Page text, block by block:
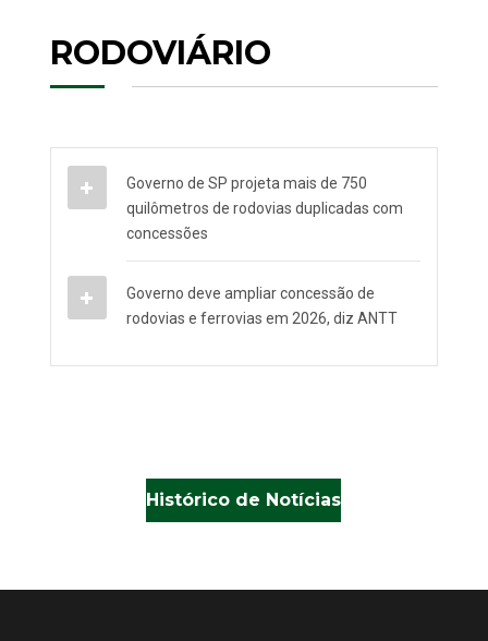
RODOVIÁRIO
Governo de SP projeta mais de 750
quilômetros de rodovias duplicadas com
concessões
Governo deve ampliar concessão de
rodovias e ferrovias em 2026, diz ANTT
Histórico de Notícias